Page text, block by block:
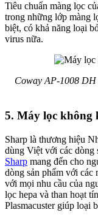
Tiêu chuẩn màng lọc
trong những lớp màng
biệt, có khả năng loại
virus nữa.
Coway AP-1008 DH
5. Máy lọc không
Sharp là thương hiệu
dùng Việt với các dòng
Sharp mang đến cho
dòng sản phẩm với
với mọi nhu cầu của
lọc hepa và than hoạt
Plasmacuster giúp loại